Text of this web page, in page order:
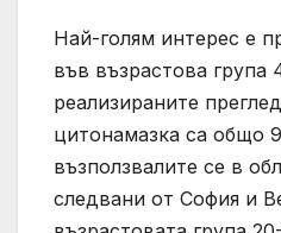
Най-голям интерес е
във възрастова група
реализираните
цитонамазка са общо
възползвалите се в
следвани от София и